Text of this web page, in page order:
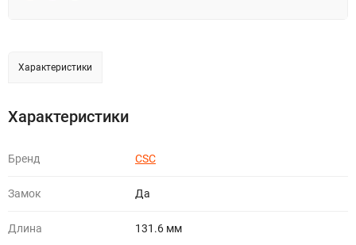
Характеристики
Характеристики
Бренд CSC
Замок Да
Длина 131.6 мм